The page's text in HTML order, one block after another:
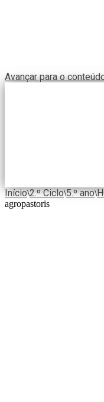
Avançar para o
Início\2.º Ciclo\5.º ano\
agropastoris